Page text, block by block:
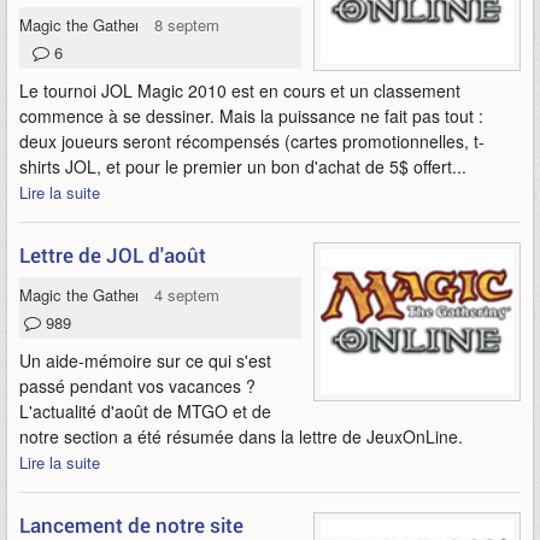
Magic the Gathering Online8 septembre 2009
6
Le tournoi JOL Magic 2010 est en cours et un classement
commence à se dessiner. Mais la puissance ne fait pas tout :
deux joueurs seront récompensés (cartes promotionnelles, t-
shirts JOL, et pour le premier un bon d'achat de 5$ offert...
Lire la suite
Lettre de JOL d'août
Magic the Gathering Online4 septembre 2009
989
Un aide-mémoire sur ce qui s'est
passé pendant vos vacances ?
L'actualité d'août de MTGO et de
notre section a été résumée dans la lettre de JeuxOnLine.
Lire la suite
Lancement de notre site